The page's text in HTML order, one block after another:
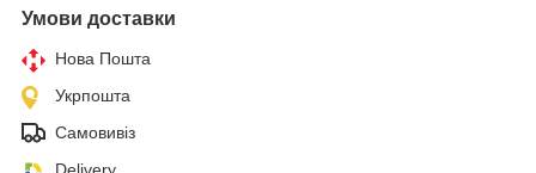
Умови доставки
Нова Пошта
Укрпошта
Самовивіз
Delivery